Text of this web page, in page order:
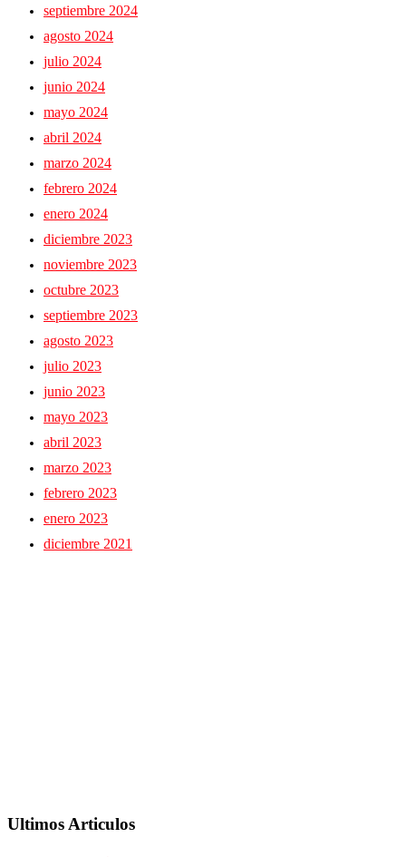
septiembre 2024
agosto 2024
julio 2024
junio 2024
mayo 2024
abril 2024
marzo 2024
febrero 2024
enero 2024
diciembre 2023
noviembre 2023
octubre 2023
septiembre 2023
agosto 2023
julio 2023
junio 2023
mayo 2023
abril 2023
marzo 2023
febrero 2023
enero 2023
diciembre 2021
Ultimos Articulos